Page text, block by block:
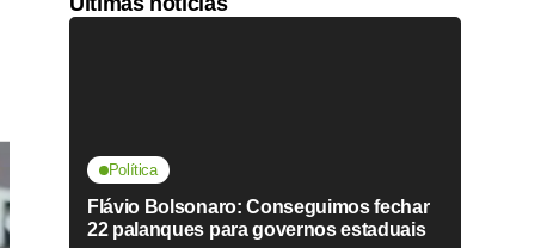
Política
Flávio Bolsonaro: Conseguimos fechar
22 palanques para governos estaduais